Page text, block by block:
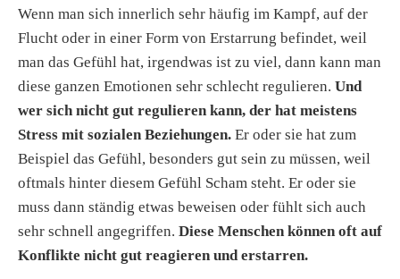
Wenn man sich innerlich sehr häufig im Kampf, auf der
Flucht oder in einer Form von Erstarrung befindet, weil
man das Gefühl hat, irgendwas ist zu viel, dann kann man
diese ganzen Emotionen sehr schlecht regulieren. Und
wer sich nicht gut regulieren kann, der hat meistens
Stress mit sozialen Beziehungen. Er oder sie hat zum
Beispiel das Gefühl, besonders gut sein zu müssen, weil
oftmals hinter diesem Gefühl Scham steht. Er oder sie
muss dann ständig etwas beweisen oder fühlt sich auch
sehr schnell angegriffen. Diese Menschen können oft auf
Konflikte nicht gut reagieren und erstarren.